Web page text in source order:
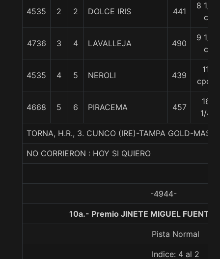
4535 2 2 DOLCE IRIS 441
8 1/2
c
4736 3 4 LAVALLEJA 490
9 1/2
c
4535 4 5 NEROLI 439
11
cpos
4668 5 6 PIRACEMA 457
16
1/4
TORNA, H.R., 3. CUNCO (IRE)-TAMPA GOLD-
NO CORRIERON : HOY SI QUIERO
-4944-
10a.- Premio JINETE MIGUEL
Pista Normal
Indice: 4 al 2